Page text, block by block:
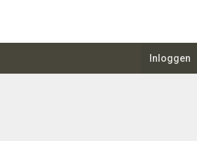
Inloggen